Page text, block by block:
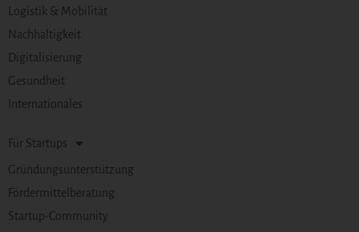
Logistik & Mobilität
Nachhaltigkeit
Digitalisierung
Gesundheit
Internationales
Für Startups
Gründungsunterstützung
Fördermittelberatung
Startup-Community